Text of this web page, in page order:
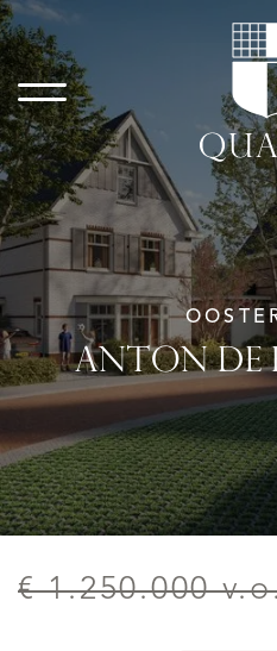
ANTON DE
€ 1.250.000